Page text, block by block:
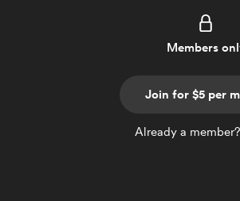
Members
Join for $5 per
Already a member?